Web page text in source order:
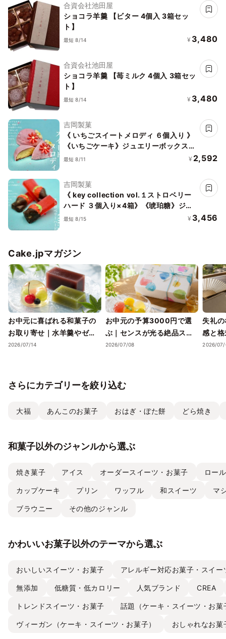
合資会社池田屋
ショコラ羊羹 【ビター 4個入 3箱セッ
ト】
最短 8/14 ¥ 3,480
合資会社池田屋
ショコラ羊羹 【苺ミルク 4個入 3箱セッ
ト】
最短 8/14 ¥ 3,480
吉岡製菓
《 いちごスイートメロディ ６個入り 》
《いちごケーキ》ジュエリーボックス
DAIFUKU ありがとう 大福 お取り寄せ
最短 8/11 ¥ 2,592
吉岡製菓
《 key collection vol.１ストロベリー
ハード ３個入り×4箱》《琥珀糖》ジュ
エリーボックス DAIFUKU ありがとう
最短 8/15 ¥ 3,456
Cake.jpマガジン
お中元に喜ばれる和菓子の
お取り寄せ｜水羊羹やゼリ
ーで涼を届ける夏ギフト
2026/07/14
お中元の予算3000円で選
ぶ｜センスが光る絶品スイ
ーツギフトと失敗しない選
2026/07/08
失礼
感と
ツギフ
2026/
さらにカテゴリーを絞り込む
大福 あんこのお菓子 おはぎ・ぼた餅 どら焼き
和菓子以外のジャンルから選ぶ
焼き菓子 アイス オーダースイーツ・お菓子 ロー
カップケーキ プリン ワッフル 和スイーツ マ
ブラウニー その他のジャンル
かわいいお菓子以外のテーマから選ぶ
おいしいスイーツ・お菓子 アレルギー対応お菓子・スイー
無添加 低糖質・低カロリー 人気ブランド CREA
トレンドスイーツ・お菓子 話題（ケーキ・スイーツ・お菓
ヴィーガン（ケーキ・スイーツ・お菓子） おしゃれなお菓